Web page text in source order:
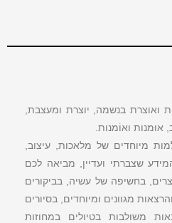
ואוצרת בנשמה, יוצרת ומעצבת,
אוּמנות ואוֹמנות.
מיוחדים של מלאכות, עיצוב,
שצברתי ועדיין, מביאה לכם
בחשיפה של עשיה, בביקורים
מגוונים ומיוחדים, בסיורים
משולבות בטיולים במחוזות